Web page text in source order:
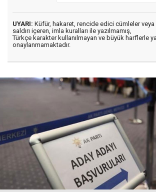
UYARI: Küfür, hakaret, rencide edici cümleler veya
saldırı içeren, imla kuralları ile yazılmamış,
Türkçe karakter kullanılmayan ve büyük harflerle
onaylanmamaktadır.